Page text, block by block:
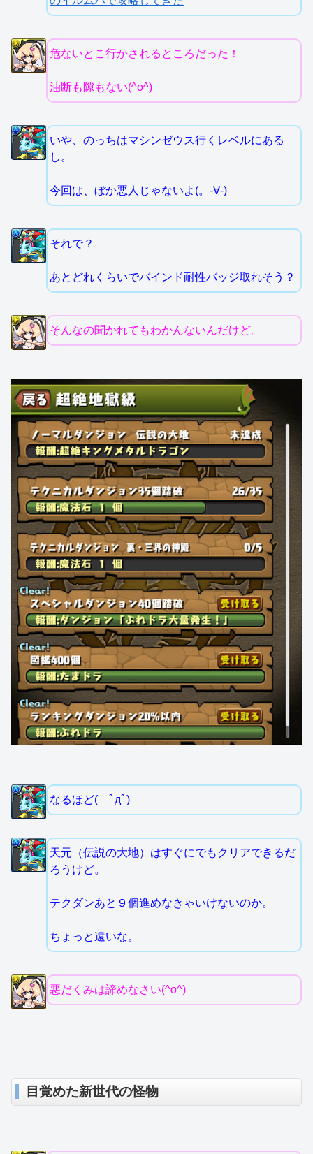
危ないとこ行かされるところだった！
油断も隙もない(^o^)
いや、のっちはマシンゼウス行くレベルにある
し。
今回は、ぼか悪人じゃないよ(。-∀-)
それで？
あとどれくらいでバインド耐性バッジ取れそう？
そんなの聞かれてもわかんないんだけど。
なるほど( ﾟдﾟ)
天元（伝説の大地）はすぐにでもクリアできるだ
ろうけど。
テクダンあと９個進めなきゃいけないのか。
ちょっと遠いな。
悪だくみは諦めなさい(^o^)
目覚めた新世代の怪物